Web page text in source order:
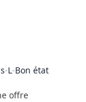
-L-Bon état
offre